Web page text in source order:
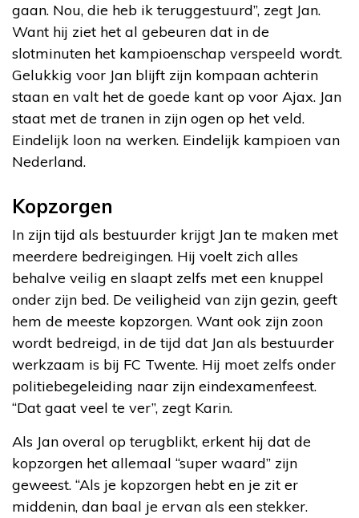
gaan. Nou, die heb ik teruggestuurd”, zegt Jan.
Want hij ziet het al gebeuren dat in de
slotminuten het kampioenschap verspeeld wordt.
Gelukkig voor Jan blijft zijn kompaan achterin
staan en valt het de goede kant op voor Ajax. Jan
staat met de tranen in zijn ogen op het veld.
Eindelijk loon na werken. Eindelijk kampioen van
Nederland.
Kopzorgen
In zijn tijd als bestuurder krijgt Jan te maken met
meerdere bedreigingen. Hij voelt zich alles
behalve veilig en slaapt zelfs met een knuppel
onder zijn bed. De veiligheid van zijn gezin, geeft
hem de meeste kopzorgen. Want ook zijn zoon
wordt bedreigd, in de tijd dat Jan als bestuurder
werkzaam is bij FC Twente. Hij moet zelfs onder
politiebegeleiding naar zijn eindexamenfeest.
“Dat gaat veel te ver”, zegt Karin.
Als Jan overal op terugblikt, erkent hij dat de
kopzorgen het allemaal “super waard” zijn
geweest. “Als je kopzorgen hebt en je zit er
middenin, dan baal je ervan als een stekker.